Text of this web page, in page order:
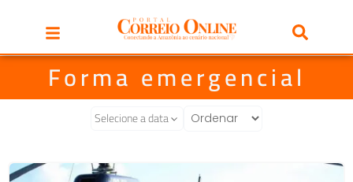
Forma emergencial
Selecione a data